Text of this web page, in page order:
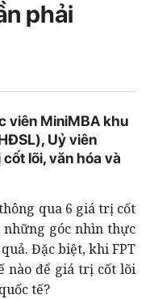
phải
viên MiniMBA khu
Uỷ viên
lõi, văn hóa và
qua 6 giá trị cốt
những góc nhìn thực
Đặc biệt, khi FPT
nào để giá trị cốt lõi
tế?